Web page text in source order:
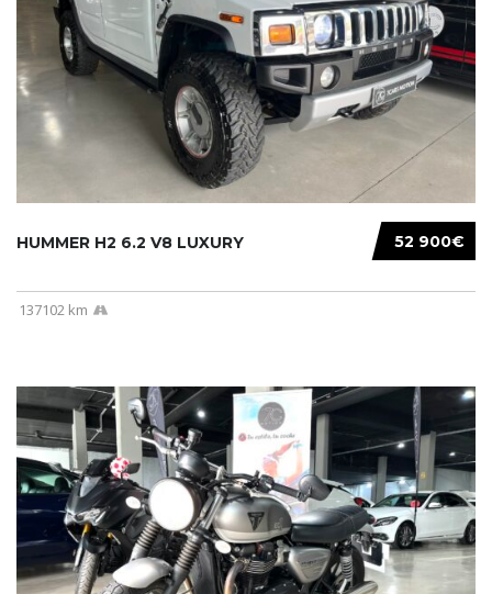
52 900€
HUMMER H2 6.2 V8 LUXURY
137102 km